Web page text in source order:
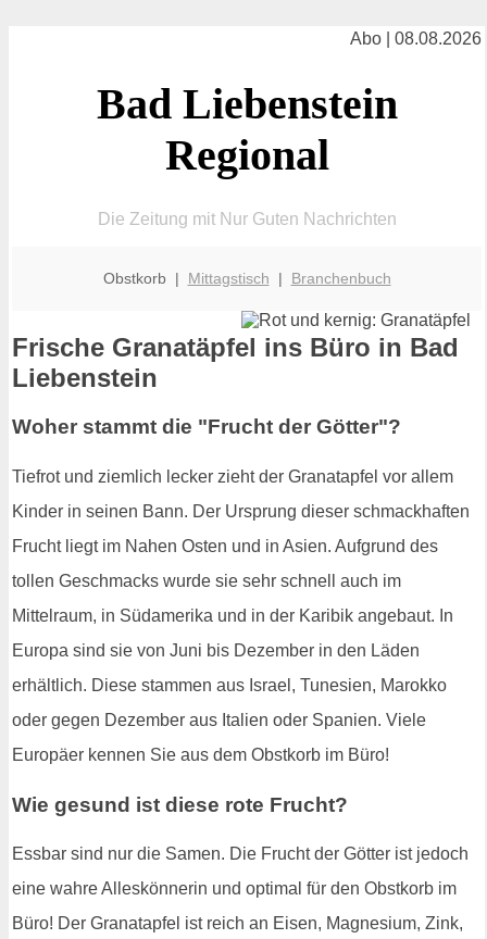
Abo | 08.08.2026
Bad Liebenstein
Regional
Die Zeitung mit Nur Guten Nachrichten
Obstkorb | Mittagstisch | Branchenbuch
Frische Granatäpfel ins Büro in Bad
Liebenstein
Woher stammt die "Frucht der Götter"?
Tiefrot und ziemlich lecker zieht der Granatapfel vor allem
Kinder in seinen Bann. Der Ursprung dieser schmackhaften
Frucht liegt im Nahen Osten und in Asien. Aufgrund des
tollen Geschmacks wurde sie sehr schnell auch im
Mittelraum, in Südamerika und in der Karibik angebaut. In
Europa sind sie von Juni bis Dezember in den Läden
erhältlich. Diese stammen aus Israel, Tunesien, Marokko
oder gegen Dezember aus Italien oder Spanien. Viele
Europäer kennen Sie aus dem Obstkorb im Büro!
Wie gesund ist diese rote Frucht?
Essbar sind nur die Samen. Die Frucht der Götter ist jedoch
eine wahre Alleskönnerin und optimal für den Obstkorb im
Büro! Der Granatapfel ist reich an Eisen, Magnesium, Zink,